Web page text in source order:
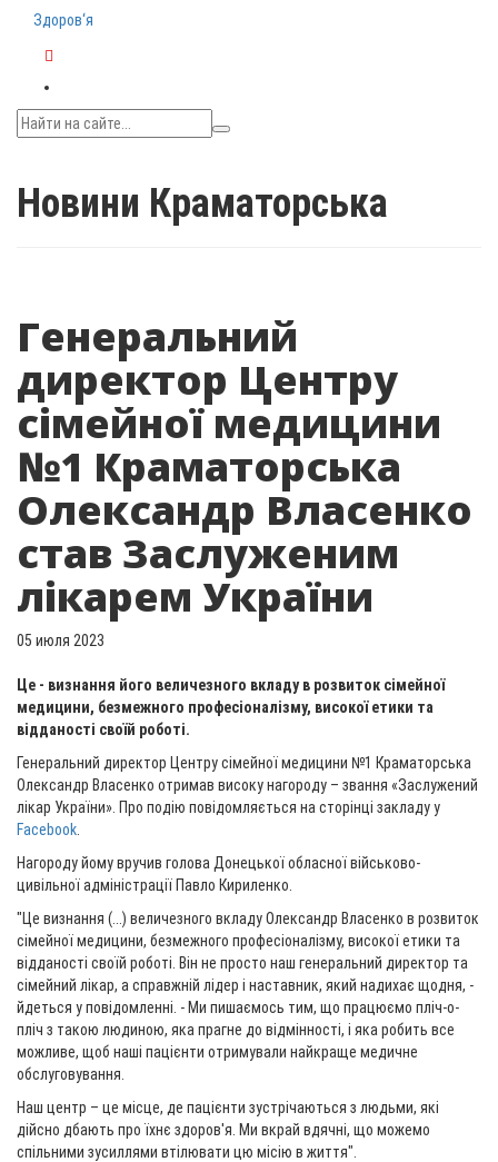
Здоров‘я
Новини Краматорська
Генеральний
директор Центру
сімейної медицини
№1 Краматорська
Олександр Власенко
став Заслуженим
лікарем України
05 июля 2023
Це - визнання його величезного вкладу в розвиток сімейної
медицини, безмежного професіоналізму, високої етики та
відданості своїй роботі.
Генеральний директор Центру сімейної медицини №1 Краматорська
Олександр Власенко отримав високу нагороду – звання «Заслужений
лікар України». Про подію повідомляється на сторінці закладу у
Facebook
Нагороду йому вручив голова Донецької обласної військово-
цивільної адміністрації Павло Кириленко.
"Це визнання (...) величезного вкладу Олександр Власенко в розвиток
сімейної медицини, безмежного професіоналізму, високої етики та
відданості своїй роботі. Він не просто наш генеральний директор та
сімейний лікар, а справжній лідер і наставник, який надихає щодня, -
йдеться у повідомленні. - Ми пишаємось тим, що працюємо пліч-о-
пліч з такою людиною, яка прагне до відмінності, і яка робить все
можливе, щоб наші пацієнти отримували найкраще медичне
обслуговування.
Наш центр – це місце, де пацієнти зустрічаються з людьми, які
дійсно дбають про їхнє здоров'я. Ми вкрай вдячні, що можемо
спільними зусиллями втілювати цю місію в життя".